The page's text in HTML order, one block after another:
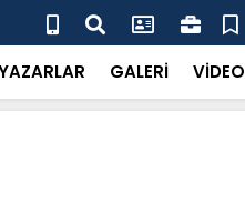
ayı kira zam oranı belli oldu
GALERİ VİDEO